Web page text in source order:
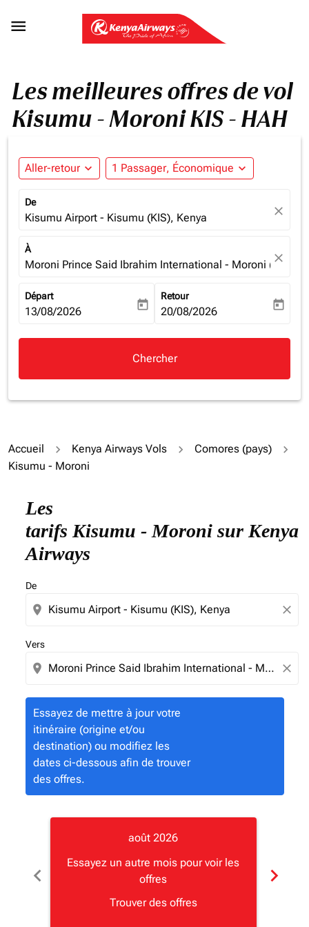

Les meilleures offres de vol
Kisumu - Moroni KIS - HAH
Aller-retour expand_more 1 Passager, Économique expand_more
De
Kisumu Airport - Kisumu (KIS), Kenya close
À
Moroni Prince Said Ibrahim International - Moroni (HAH),
close
Départ
fc-booking-departure-date-aria-label
13/08/2026 today
Retour
fc-booking-return-date-aria-
20/08/2026 today
Chercher
Accueil Kenya Airways Vols
Comores (pays)
Kisumu - Moroni
Les
tarifs Kisumu - Moroni sur Kenya
Airways
De
location_on close
Vers
location_on close
Essayez de mettre à jour votre
itinéraire (origine et/ou
destination) ou modifiez les
dates ci-dessous afin de trouver
des offres.
Essayez de mettre à jour votre itinéraire (origine et/
chevron_left
août 2026
Essayez un autre mois pour voir les
offres
Trouver des offres
chevron_right